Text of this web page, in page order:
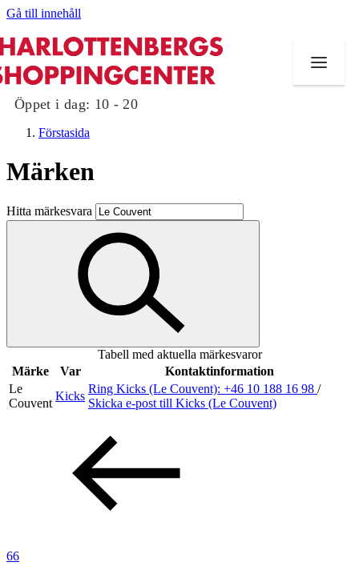
Gå till innehåll
Öppet i dag: 10 - 20
Butiker
Mat och dryck
Evenemang
Erbjudanden
Inspiration
Förstasida
Märken
Hitta märkesvara
Tabell med aktuella märkesvaror
Märke
Var
Kontaktinformation
Le
Couvent
Kicks
Ring Kicks (Le Couvent): +46 10 188 16 98 /
Skicka e-post till Kicks (Le Couvent)
66